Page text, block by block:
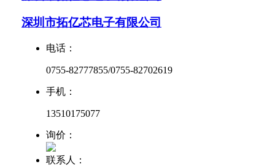
深圳市拓亿芯电子有限公司
电话：
0755-82777855/0755-82702619
手机：
13510175077
询价：
联系人：